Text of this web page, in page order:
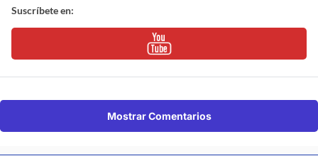
Suscríbete en:
Mostrar Comentarios